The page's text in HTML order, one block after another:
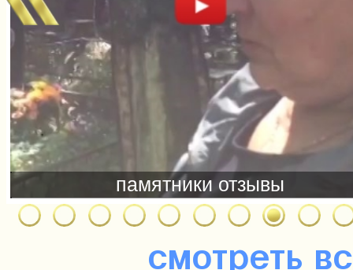
смотреть